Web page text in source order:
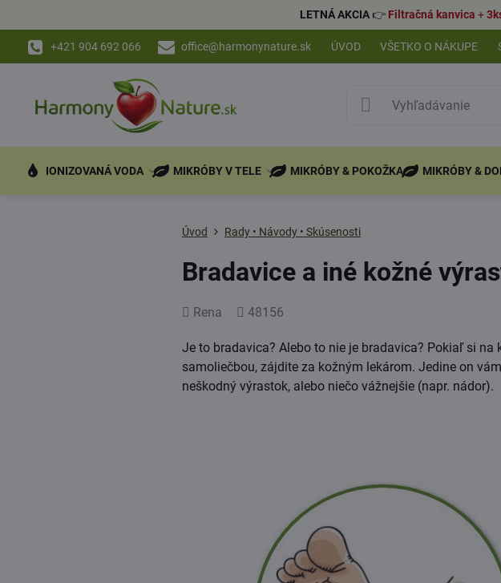
LETNÁ AKCIA👉 Filtračná kanvica +
+421 904 692 066 office@harmonynature.sk ÚVOD VŠETKO O NÁKUPE
IONIZOVANÁ VODA MIKRÓBY V TELE MIKRÓBY & POKOŽKA MIKRÓBY &
Úvod Rady • Návody • Skúsenosti
Bradavice a iné kožné
Pridal
Rena
Počet
48156
Je to bradavica? Alebo to nie je bradavica? Pokiaľ si
samoliečbou, zájdite za kožným lekárom. Jedine on
neškodný výrastok, alebo niečo vážnejšie (napr. nádor).